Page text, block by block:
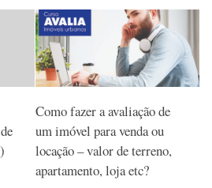
Como fazer a avaliação de
um imóvel para venda ou
locação – valor de terreno,
apartamento, loja etc?